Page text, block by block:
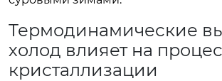
Термодинамические
холод влияет на
кристаллизации